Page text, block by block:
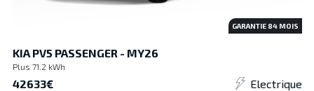
GARANTIE 84MOIS
KIA PV5 PASSENGER - MY26
Plus 71.2 kWh
42633€
Electrique